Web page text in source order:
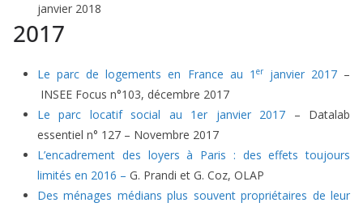
janvier 2018
2017
Le parc de logements en France au 1 erjanvier 2017–
INSEE Focus n°103, décembre 2017
Le parc locatif social au 1er janvier 2017 – Datalab
essentiel n° 127 – Novembre 2017
L’encadrement des loyers à Paris : des effets toujours
limités en 2016 – G. Prandi et G. Coz, OLAP
Des ménages médians plus souvent propriétaires de leur